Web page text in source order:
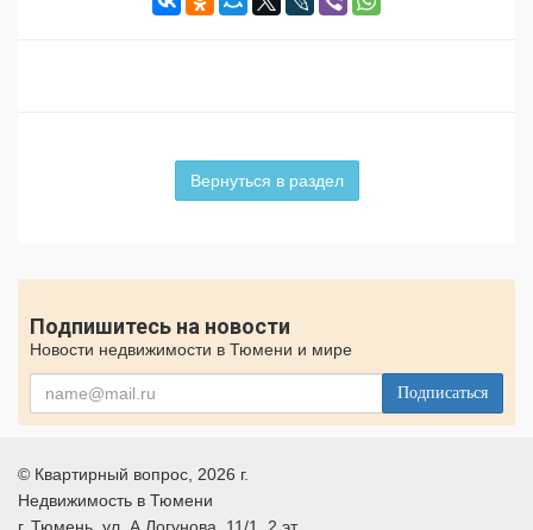
Вернуться в раздел
Подпишитесь на новости
Новости недвижимости в Тюмени и мире
Подписаться
© Квартирный вопрос , 2026 г.
Недвижимость в Тюмени
г. Тюмень , ул. А.Логунова, 11/1, 2 эт.